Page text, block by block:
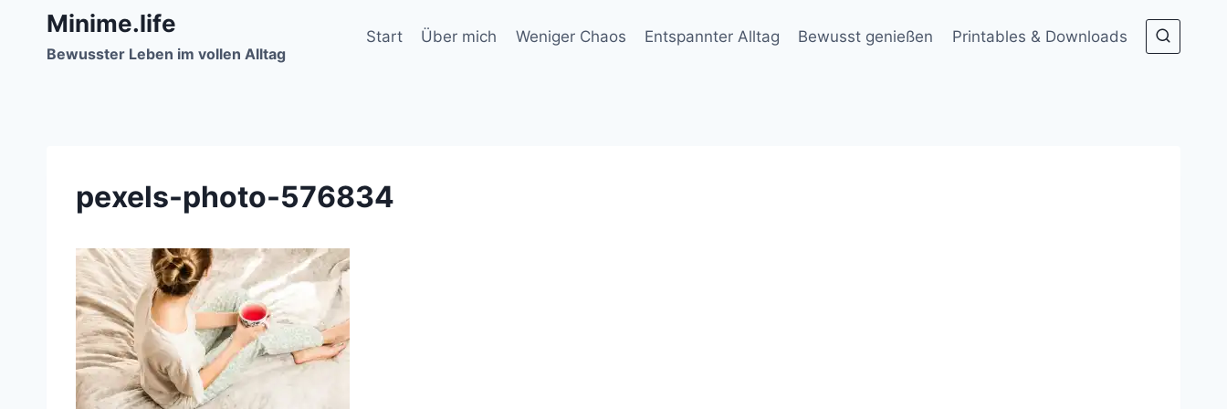
springen
Minime.life
Bewusster Leben im vollen Alltag
Start Über mich Weniger Chaos Entspannter Alltag Bewusst genießen Printables & Downloads
pexels-photo-576834